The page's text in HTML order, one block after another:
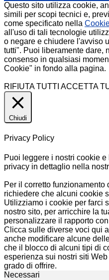
Questo sito utilizza cookie,
simili per scopi tecnici e,
come specificato nella
all'uso di tali tecnologie
o negare e chiudere l'avviso
tutti". Puoi liberamente dare,
consenso in qualsiasi
Cookie" in fondo alla pagina.
RIFIUTA TUTTI ACCETTA
Chiudi
Privacy Policy
Puoi leggere i nostri cookie
privacy in dettaglio nella
Per il corretto
richiedere che alcuni cookie
Utilizziamo i cookie per farci
nostro sito, per arricchire la
personalizzare il rapporto
Clicca sulle diverse voci qui
anche modificare alcune
che il blocco di alcuni tipi di
esperienza sui nostri siti
grado di offrire.
Necessari